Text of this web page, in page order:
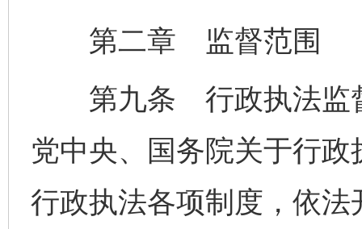
第二章 监督范围
第九条 行政执法监督
党中央、国务院关于行
行政执法各项制度，依